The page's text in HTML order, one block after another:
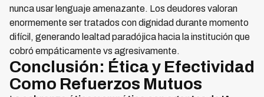
nunca usar lenguaje amenazante. Los deudores valoran
enormemente ser tratados con dignidad durante momento
difícil, generando lealtad paradójica hacia la institución que
cobró empáticamente vs agresivamente.
Conclusión: Ética y Efectividad
Como Refuerzos Mutuos